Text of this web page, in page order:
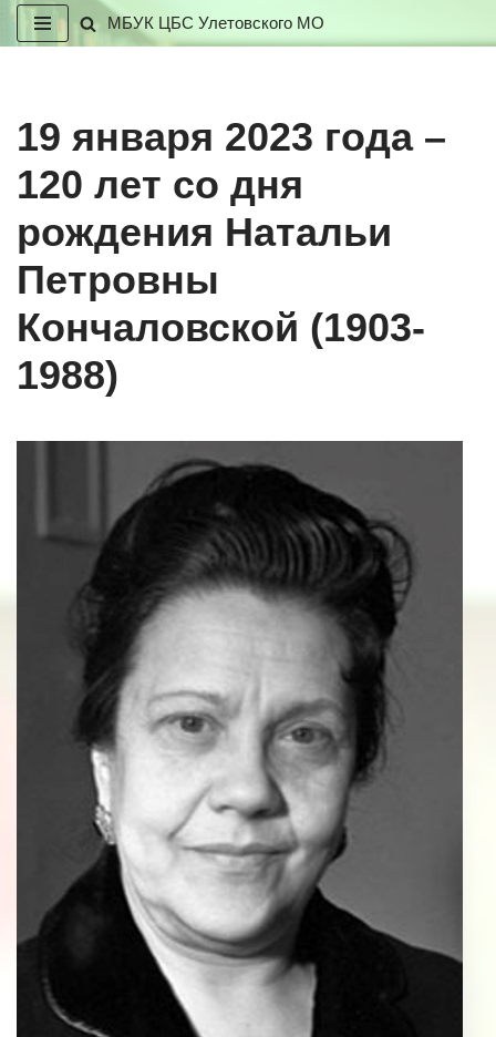
МБУК ЦБС Улетовского МО
19 января 2023 года –
120 лет со дня
рождения Натальи
Петровны
Кончаловской (1903-
1988)